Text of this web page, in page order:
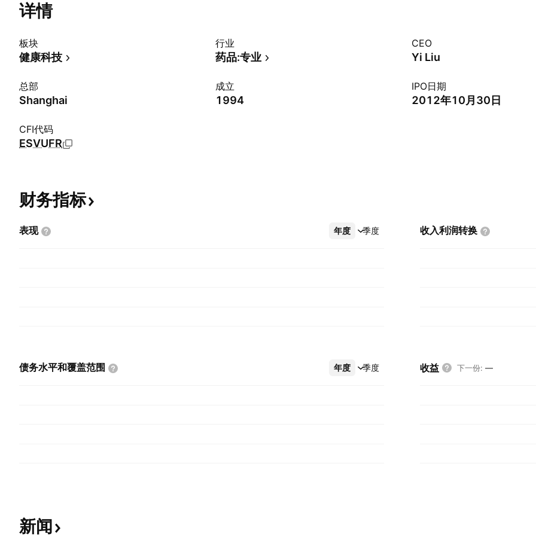
详情
板块
健康科技
行业
药品:专业
CEO
Yi Liu
总部
Shanghai
成立
1994
IPO日期
2012年10月30日
CFI代码
ESVUFR
财务指标
表现 年度 季度
更多 收入利润转换
债务水平和覆盖范围 年度 季度
更多 收益 下一份: —
新闻